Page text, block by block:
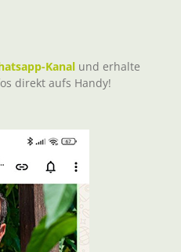
Kanal und erhalte
direkt aufs Handy!